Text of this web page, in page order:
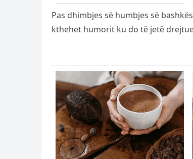
Pas dhimbjes së humbjes së
kthehet humorit ku do të jetë